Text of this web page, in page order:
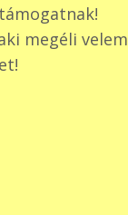
megéli velem